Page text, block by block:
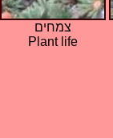
צמחים
Plant life